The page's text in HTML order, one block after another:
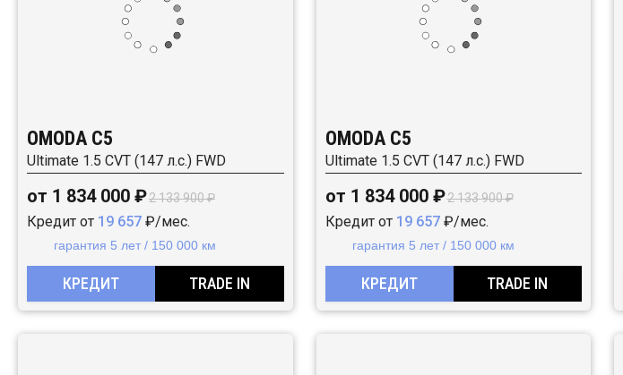
OMODA C5
Ultimate 1.5 CVT (147 л.с.) FWD
от 1 834 000 ₽2 133 900 ₽
Кредит от 19 657 ₽/мес.
гарантия 5 лет / 150 000 км
КРЕДИТ TRADE IN
OMODA C5
Ultimate 1.5 CVT (147 л.с.) FWD
от 1 834 000 ₽2 133 900 ₽
Кредит от 19 657₽/мес.
гарантия 5 лет / 150 000 км
КРЕДИТ TRADE IN